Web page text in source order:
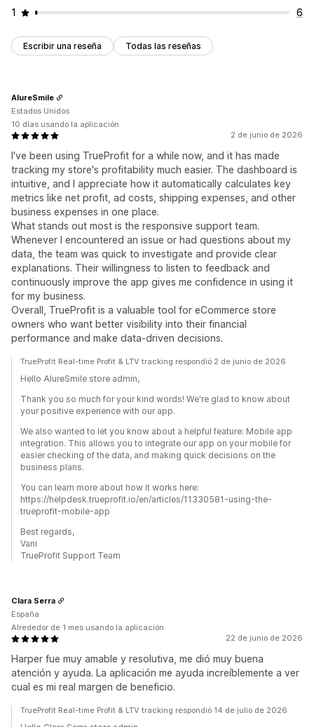
1
6
Escribir una reseña Todas las reseñas
2 de junio de 2026
I've been using TrueProfit for a while now, and it has made
tracking my store's profitability much easier. The dashboard is
intuitive, and I appreciate how it automatically calculates key
metrics like net profit, ad costs, shipping expenses, and other
business expenses in one place.
What stands out most is the responsive support team.
Whenever I encountered an issue or had questions about my
data, the team was quick to investigate and provide clear
explanations. Their willingness to listen to feedback and
continuously improve the app gives me confidence in using it
for my business.
Overall, TrueProfit is a valuable tool for eCommerce store
owners who want better visibility into their financial
performance and make data-driven decisions.
AlureSmile
Estados Unidos
10 días usando la aplicación
TrueProfit Real-time Profit & LTV tracking respondió 2 de junio de 2026
Hello AlureSmile store admin,
Thank you so much for your kind words! We're glad to know about
your positive experience with our app.
We also wanted to let you know about a helpful feature: Mobile app
integration. This allows you to integrate our app on your mobile for
easier checking of the data, and making quick decisions on the
business plans.
You can learn more about how it works here:
https://helpdesk.trueprofit.io/en/articles/11330581-using-the-
trueprofit-mobile-app
Best regards,
Vani
TrueProfit Support Team
22 de junio de 2026
Harper fue muy amable y resolutiva, me dió muy buena
atención y ayuda. La aplicación me ayuda increíblemente a ver
cual es mi real margen de beneficio.
Clara Serra
España
Alrededor de 1 mes usando la aplicación
TrueProfit Real-time Profit & LTV tracking respondió 14 de julio de 2026